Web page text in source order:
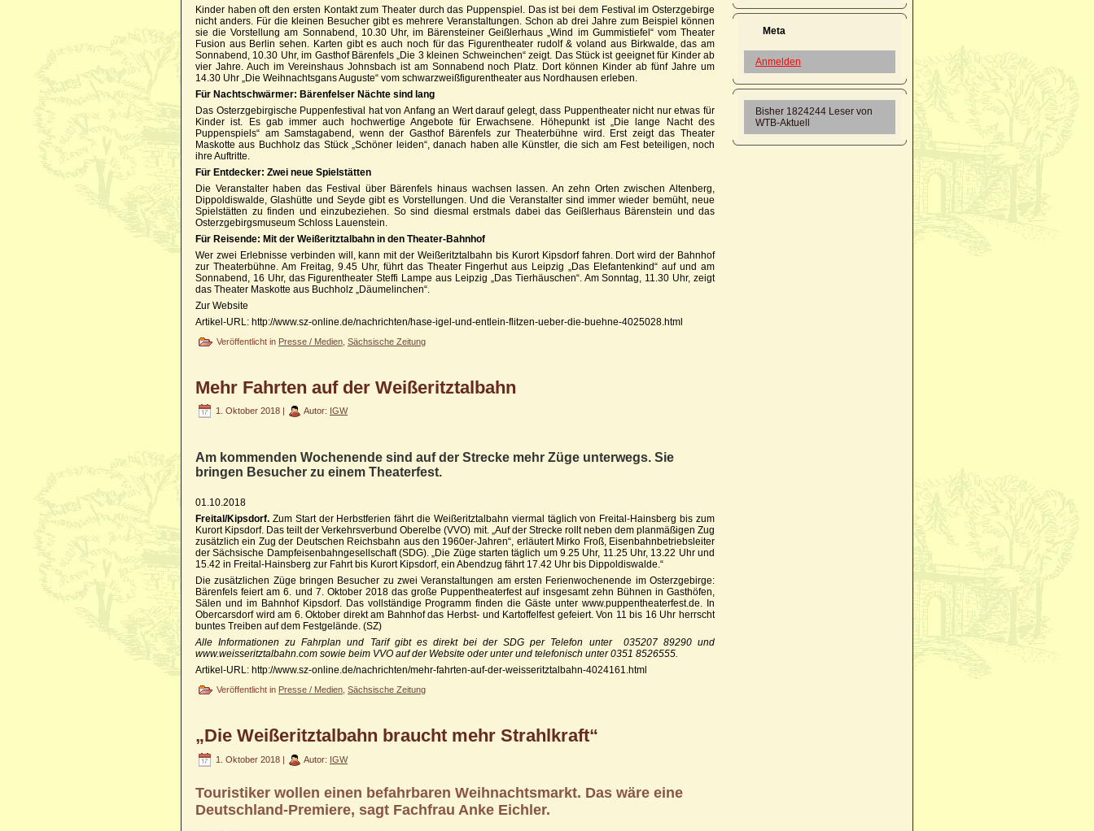
Kinder haben oft den ersten Kontakt zum Theater durch das Puppenspiel. Das ist bei dem Festival im Osterzgebirge
nicht anders. Für die kleinen Besucher gibt es mehrere Veranstaltungen. Schon ab drei Jahre zum Beispiel können
sie die Vorstellung am Sonnabend, 10.30 Uhr, im Bärensteiner Geißlerhaus „Wind im Gummistiefel“ vom Theater
Fusion aus Berlin sehen. Karten gibt es auch noch für das Figurentheater rudolf & voland aus Birkwalde, das am
Sonnabend, 10.30 Uhr, im Gasthof Bärenfels „Die 3 kleinen Schweinchen“ zeigt. Das Stück ist geeignet für Kinder ab
vier Jahre. Auch im Vereinshaus Johnsbach ist am Sonnabend noch Platz. Dort können Kinder ab fünf Jahre um
14.30 Uhr „Die Weihnachtsgans Auguste“ vom schwarzweißfigurentheater aus Nordhausen erleben.
Für Nachtschwärmer: Bärenfelser Nächte sind lang
Das Osterzgebirgische Puppenfestival hat von Anfang an Wert darauf gelegt, dass Puppentheater nicht nur etwas für
Kinder ist. Es gab immer auch hochwertige Angebote für Erwachsene. Höhepunkt ist „Die lange Nacht des
Puppenspiels“ am Samstagabend, wenn der Gasthof Bärenfels zur Theaterbühne wird. Erst zeigt das Theater
Maskotte aus Buchholz das Stück „Schöner leiden“, danach haben alle Künstler, die sich am Fest beteiligen, noch
ihre Auftritte.
Für Entdecker: Zwei neue Spielstätten
Die Veranstalter haben das Festival über Bärenfels hinaus wachsen lassen. An zehn Orten zwischen Altenberg,
Dippoldiswalde, Glashütte und Seyde gibt es Vorstellungen. Und die Veranstalter sind immer wieder bemüht, neue
Spielstätten zu finden und einzubeziehen. So sind diesmal erstmals dabei das Geißlerhaus Bärenstein und das
Osterzgebirgsmuseum Schloss Lauenstein.
Für Reisende: Mit der Weißeritztalbahn in den Theater-Bahnhof
Wer zwei Erlebnisse verbinden will, kann mit der Weißeritztalbahn bis Kurort Kipsdorf fahren. Dort wird der Bahnhof
zur Theaterbühne. Am Freitag, 9.45 Uhr, führt das Theater Fingerhut aus Leipzig „Das Elefantenkind“ auf und am
Sonnabend, 16 Uhr, das Figurentheater Steffi Lampe aus Leipzig „Das Tierhäuschen“. Am Sonntag, 11.30 Uhr, zeigt
das Theater Maskotte aus Buchholz „Däumelinchen“.
Zur Website
Artikel-URL: http://www.sz-online.de/nachrichten/hase-igel-und-entlein-flitzen-ueber-die-buehne-4025028.html
Veröffentlicht in Presse / Medien Sächsische Zeitung
Mehr Fahrten auf der Weißeritztalbahn
1. Oktober 2018 | Autor: IGW
Am kommenden Wochenende sind auf der Strecke mehr Züge unterwegs. Sie
bringen Besucher zu einem Theaterfest.
01.10.2018
Freital/Kipsdorf. Zum Start der Herbstferien fährt die Weißeritztalbahn viermal täglich von Freital-Hainsberg bis zum
Kurort Kipsdorf. Das teilt der Verkehrsverbund Oberelbe (VVO) mit. „Auf der Strecke rollt neben dem planmäßigen Zug
zusätzlich ein Zug der Deutschen Reichsbahn aus den 1960er-Jahren“, erläutert Mirko Froß, Eisenbahnbetriebsleiter
der Sächsische Dampfeisenbahngesellschaft (SDG). „Die Züge starten täglich um 9.25 Uhr, 11.25 Uhr, 13.22 Uhr und
15.42 in Freital-Hainsberg zur Fahrt bis Kurort Kipsdorf, ein Abendzug fährt 17.42 Uhr bis Dippoldiswalde.“
Die zusätzlichen Züge bringen Besucher zu zwei Veranstaltungen am ersten Ferienwochenende im Osterzgebirge:
Bärenfels feiert am 6. und 7. Oktober 2018 das große Puppentheaterfest auf insgesamt zehn Bühnen in Gasthöfen,
Sälen und im Bahnhof Kipsdorf. Das vollständige Programm finden die Gäste unter www.puppentheaterfest.de. In
Obercarsdorf wird am 6. Oktober direkt am Bahnhof das Herbst- und Kartoffelfest gefeiert. Von 11 bis 16 Uhr herrscht
buntes Treiben auf dem Festgelände. (SZ)
Alle Informationen zu Fahrplan und Tarif gibt es direkt bei der SDG per Telefon unter 035207 89290 und
www.weisseritztalbahn.com sowie beim VVO auf der Website oder unter und telefonisch unter 0351 8526555.
Artikel-URL: http://www.sz-online.de/nachrichten/mehr-fahrten-auf-der-weisseritztalbahn-4024161.html
Veröffentlicht in Presse / Medien Sächsische Zeitung
„Die Weißeritztalbahn braucht mehr Strahlkraft“
1. Oktober 2018 | Autor: IGW
Touristiker wollen einen befahrbaren Weihnachtsmarkt. Das wäre eine
Deutschland-Premiere, sagt Fachfrau Anke Eichler.
Meta
Anmelden
Bisher 1824244 Leser von
WTB-Aktuell